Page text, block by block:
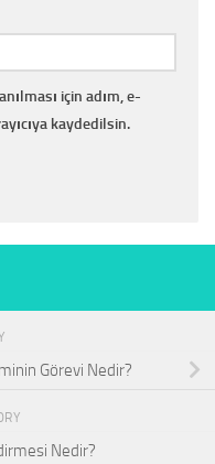
için adım, e-
kaydedilsin.
Görevi Nedir?
Nedir?